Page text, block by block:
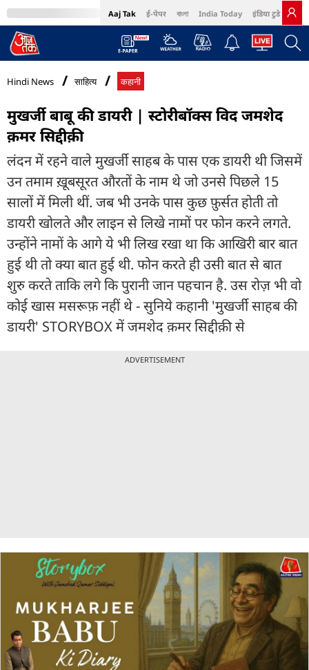
Aaj Tak ई-पेपर বাংলা India Today इंडिया टुडे हिंदी
MumbaiTak Cosmopolitan Harper's Bazaar Northeast
Hindi News साहित्य कहानी
मुखर्जी बाबू की डायरी | स्टोरीबॉक्स विद जमशेद
क़मर सिद्दीक़ी
लंदन में रहने वाले मुखर्जी साहब के पास एक डायरी थी जिसमें
उन तमाम ख़ूबसूरत औरतों के नाम थे जो उनसे पिछले 15
सालों में मिली थीं. जब भी उनके पास कुछ फ़ुर्सत होती तो
डायरी खोलते और लाइन से लिखे नामों पर फोन करने लगते.
उन्होंने नामों के आगे ये भी लिख रखा था कि आखिरी बार बात
हुई थी तो क्या बात हुई थी. फोन करते ही उसी बात से बात
शुरु करते ताकि लगे कि पुरानी जान पहचान है. उस रोज़ भी वो
कोई खास मसरूफ़ नहीं थे - सुनिये कहानी 'मुखर्जी साहब की
डायरी' STORYBOX में जमशेद क़मर सिद्दीक़ी से
ADVERTISEMENT